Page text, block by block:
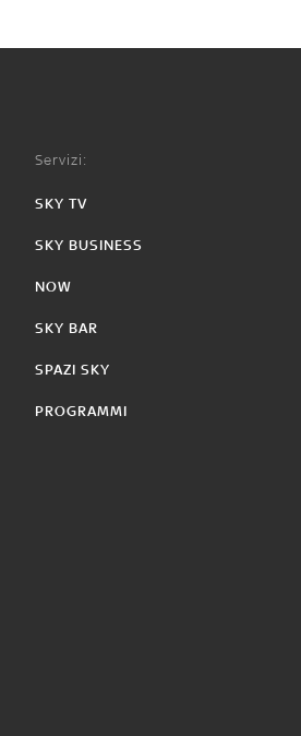
Servizi:
SKY TV
SKY BUSINESS
NOW
SKY BAR
SPAZI SKY
PROGRAMMI